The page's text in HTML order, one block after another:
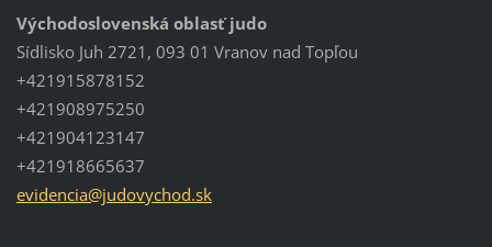
Východoslovenská oblasť judo
Sídlisko Juh 2721, 093 01 Vranov nad Topľou
+421915878152
+421908975250
+421904123147
+421918665637
evidencia@judovychod.sk